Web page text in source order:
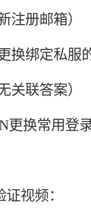
注册邮箱）
换绑定私服
关联答案）
更换常用登
视频：